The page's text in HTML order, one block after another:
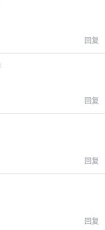
回复
回复
回复
回复